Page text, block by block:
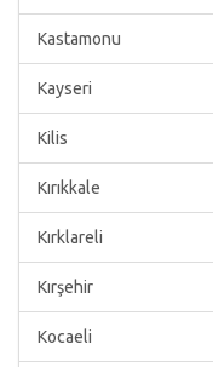
Kastamonu
Kayseri
Kilis
Kırıkkale
Kırklareli
Kırşehir
Kocaeli